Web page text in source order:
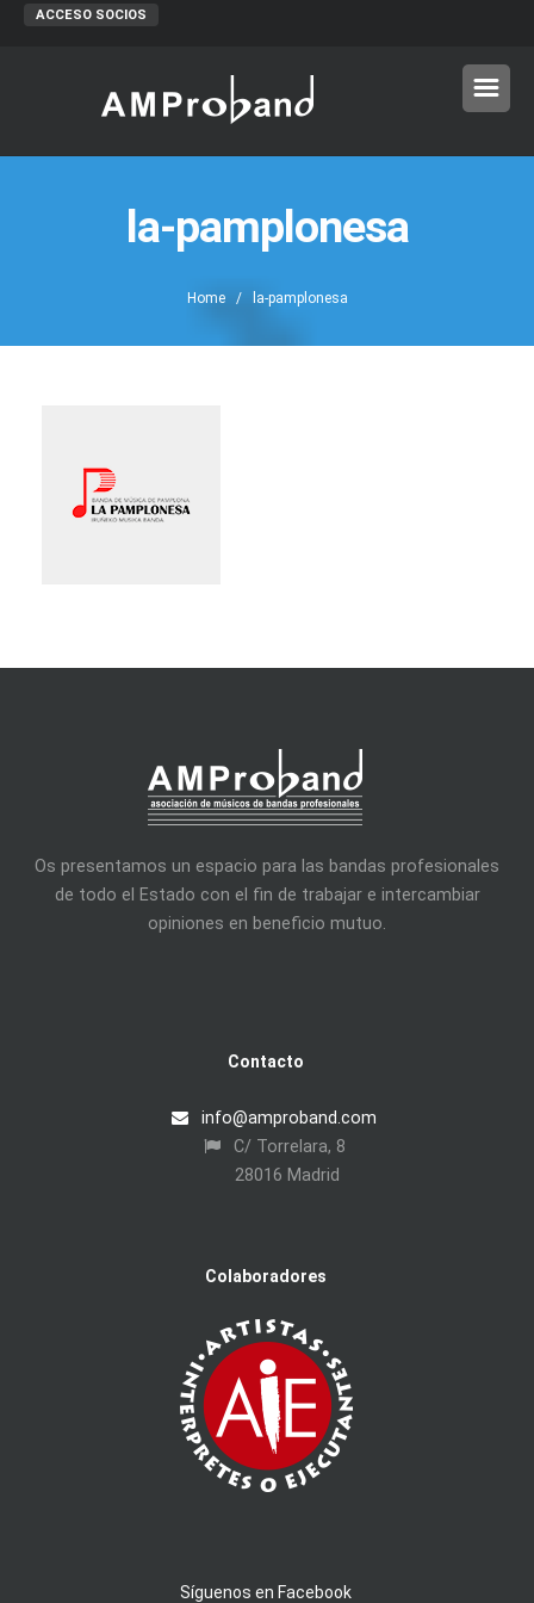
ACCESO SOCIOS
la-pamplonesa
Home/ la-pamplonesa
Os presentamos un espacio para las bandas profesionales
de todo el Estado con el fin de trabajar e intercambiar
opiniones en beneficio mutuo.
Contacto
info@amproband.com
C/ Torrelara, 8
28016 Madrid
Colaboradores
Síguenos en Facebook